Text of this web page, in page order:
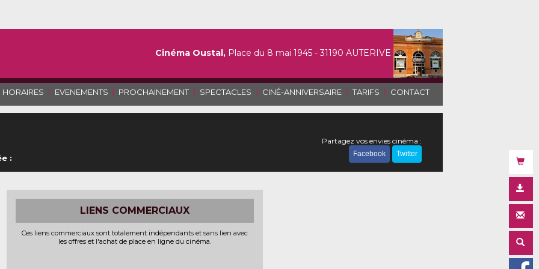
HORAIRES | EVENEMENTS | PROCHAINEMENT | SPECTACLES | CINÉ-ANNIVERSAIRE | TARIFS | CONTACT
Cinéma Oustal, Place du 8 mai 1945 - 31190 AUTERIVE
:
Partagez vos envies cinéma :
Facebook Twitter
LIENS COMMERCIAUX
Ces liens commerciaux sont totalement indépendants et sans lien avec
les offres et l'achat de place en ligne du cinéma.